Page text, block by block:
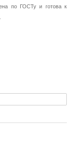
по ГОСТу и готова к